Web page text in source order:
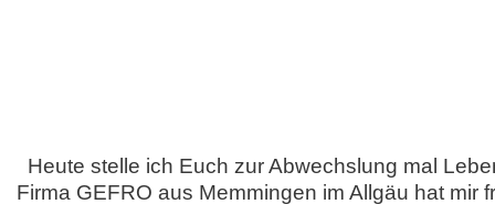
Heute stelle ich Euch zur Abwechslung mal
Firma GEFRO aus Memmingen im Allgäu hat mir